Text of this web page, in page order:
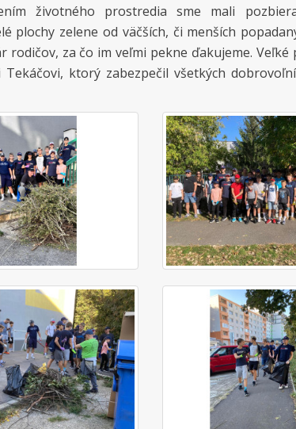
životného prostredia sme mali
plochy zelene od väčších, či menších
za čo im veľmi pekne ďakujeme. Veľké
ktorý zabezpečil všetkých